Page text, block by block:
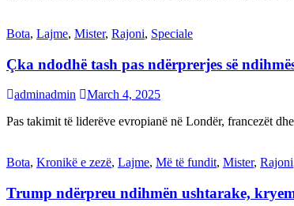
Bota, Lajme, Mister, Rajoni, Speciale
Çka ndodhë tash pas ndërprerjes së
adminadmin
March 4, 2025
Pas takimit të liderëve evropianë në Londër, francezët
Bota, Kronikë e zezë, Lajme, Më të fundit, Mister, Rajoni
Trump ndërpreu ndihmën ushtarake,